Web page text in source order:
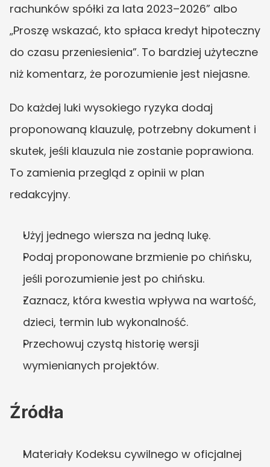
rachunków spółki za lata 2023–2026” albo
„Proszę wskazać, kto spłaca kredyt hipoteczny
do czasu przeniesienia”. To bardziej użyteczne
niż komentarz, że porozumienie jest niejasne.
Do każdej luki wysokiego ryzyka dodaj
proponowaną klauzulę, potrzebny dokument i
skutek, jeśli klauzula nie zostanie poprawiona.
To zamienia przegląd z opinii w plan
redakcyjny.
Użyj jednego wiersza na jedną lukę.
Podaj proponowane brzmienie po chińsku,
jeśli porozumienie jest po chińsku.
Zaznacz, która kwestia wpływa na wartość,
dzieci, termin lub wykonalność.
Przechowuj czystą historię wersji
wymienianych projektów.
Źródła
Materiały Kodeksu cywilnego w oficjalnej